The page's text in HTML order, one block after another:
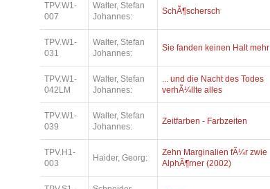
TPV.W1-
007
Walter, Stefan
Johannes:
SchÃ¶schersch
TPV.W1-
031
Walter, Stefan
Johannes:
Sie fanden keinen Halt mehr
TPV.W1-
042LM
Walter, Stefan
Johannes:
... und die Nacht des Todes
verhÃ¼llte alles
TPV.W1-
039
Walter, Stefan
Johannes:
Zeitfarben - Farbzeiten
TPV.H1-
003
Haider, Georg:
Zehn Marginalien fÃ¼r zwie
AlphÃ¶rner (2002)